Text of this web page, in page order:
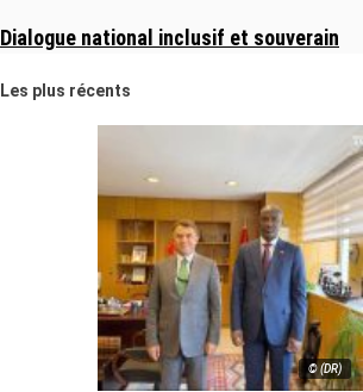
Dialogue national inclusif et souverain
Les plus récents
© (DR)